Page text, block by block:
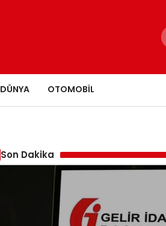
DÜNYA OTOMOBIL
Son Dakika